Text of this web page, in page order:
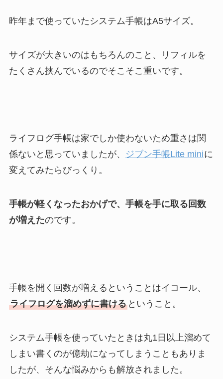
昨年まで使っていたシステム手帳はA5サイズ。
サイズが大きいのはもちろんのこと、リフィルを
たくさん挟んでいるのでそこそこ重いです。
ライフログ手帳は家でしか使わないため重さは関
係ないと思っていましたが、
ジブン手帳Lite miniに
変えてみたらびっくり。
手帳が軽くなったおかげで、手帳を手に取る回数
が増えたのです。
手帳を開く回数が増えるということはイコール、
ライフログを溜めずに書けるということ。
システム手帳を使っていたときは丸1日以上溜めて
しまい書くのが億劫になってしまうこともありま
したが、そんな悩みからも解放されました。